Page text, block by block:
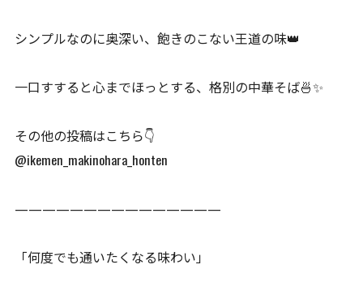
シンプルなのに奥深い、飽きのこない王道の味👑
一口すすると心までほっとする、格別の中華そば🍜✨
その他の投稿はこちら👇
@ikemen_makinohara_honten
———————————————
「何度でも通いたくなる味わい」